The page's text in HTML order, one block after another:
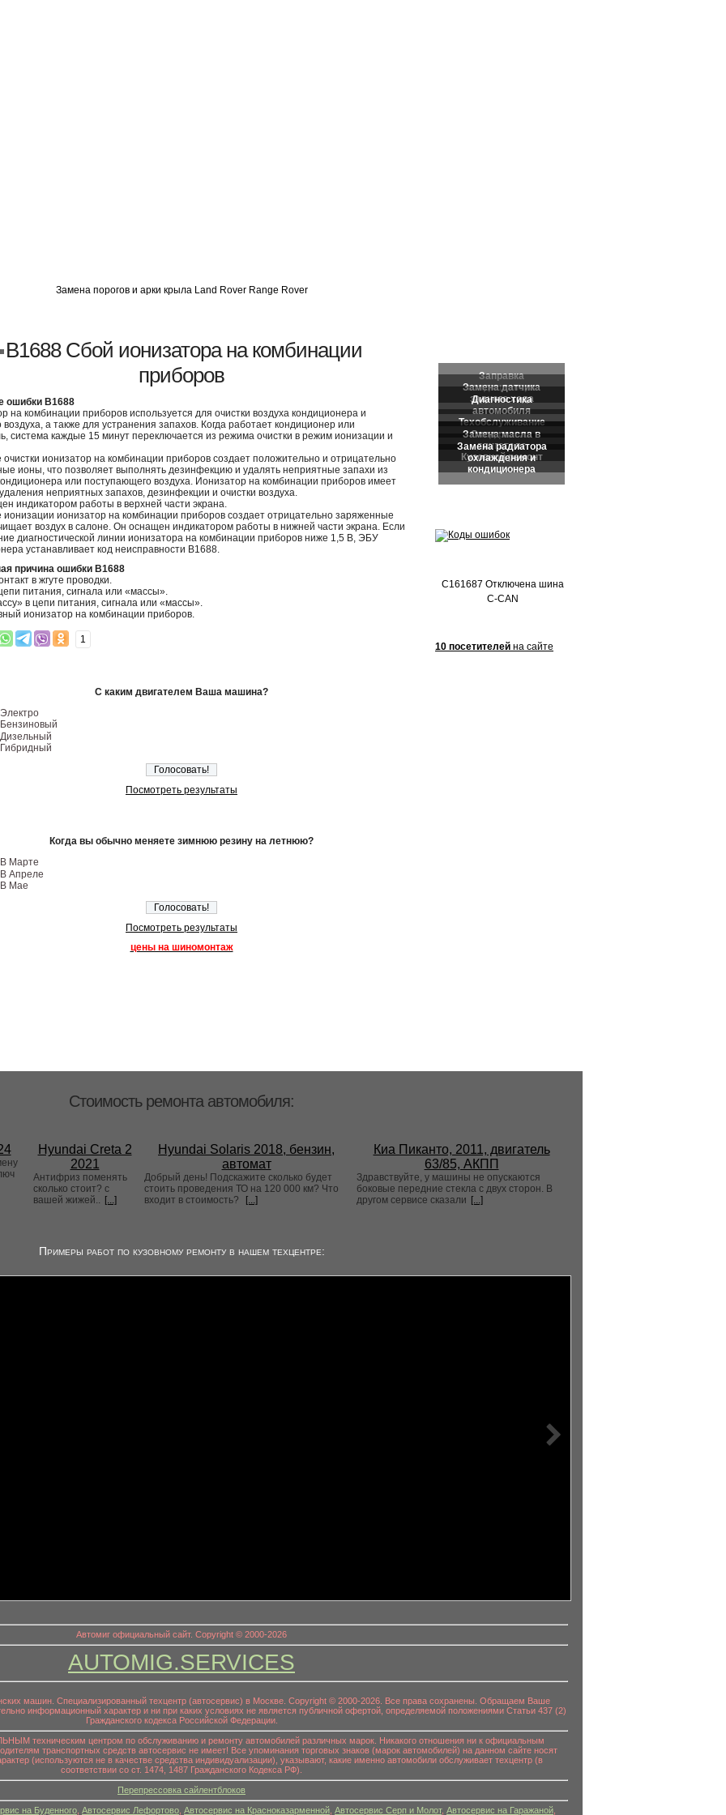
Замена порогов и арки крыла Land Rover Range Rover
B1688 Сбой ионизатора на комбинации
приборов
ошибки B1688
на комбинации приборов используется для очистки воздуха кондиционера и
воздуха, а также для устранения запахов. Когда работает кондиционер или
система каждые 15 минут переключается из режима очистки в режим ионизации и
ионизатор на комбинации приборов создает положительно и отрицательно
ионы, что позволяет выполнять дезинфекцию и удалять неприятные запахи из
или поступающего воздуха. Ионизатор на комбинации приборов имеет
неприятных запахов, дезинфекции и очистки воздуха.
индикатором работы в верхней части экрана.
ионизации ионизатор на комбинации приборов создает отрицательно заряженные
воздух в салоне. Он оснащен индикатором работы в нижней части экрана. Если
диагностической линии ионизатора на комбинации приборов ниже 1,5 В, ЭБУ
устанавливает код неисправности B1688.
причина ошибки B1688
в жгуте проводки.
питания, сигнала или «массы».
в цепи питания, сигнала или «массы».
ионизатор на комбинации приборов.
1
С каким двигателем Ваша машина?
Электро
Бензиновый
Дизельный
Гибридный
Посмотреть результаты
Когда вы обычно меняете зимнюю резину на летнюю?
В Марте
В Апреле
В Мае
Посмотреть результаты
цены на шиномонтаж
C161687 Отключена шина
C-CAN
10 посетителей на сайте
Стоимость ремонта автомобиля:
Hyundai Creta 2
2021
Антифриз поменять
сколько стоит? с
вашей жижей.. [...]
Hyundai Solaris 2018, бензин,
автомат
Добрый день! Подскажите сколько будет
стоить проведения ТО на 120 000 км? Что
входит в стоимость?
[...]
Киа Пиканто, 2011, двигатель
63/85, АКПП
Здравствуйте, у машины не опускаются
боковые передние стекла с двух сторон. В
другом сервисе сказали [...]
Примеры работ по кузовному ремонту в нашем техцентре:
Автомиг официальный сайт. Copyright © 2000-2026
AUTOMIG.SERVICES
машин. Специализированный техцентр (автосервис) в Москве. Copyright © 2000-2026. Все права сохранены. Обращаем Ваше
информационный характер и ни при каких условиях не является публичной офертой, определяемой положениями Статьи 437 (2)
Гражданского кодекса Российской Федерации.
техническим центром по обслуживанию и ремонту автомобилей различных марок. Никакого отношения ни к официальным
транспортных средств автосервис не имеет! Все упоминания торговых знаков (марок автомобилей) на данном сайте носят
(используются не в качестве средства индивидуализации), указывают, какие именно автомобили обслуживает техцентр (в
соответствии со ст. 1474, 1487 Гражданского Кодекса РФ).
Перепрессовка сайлентблоков
на Буденного Автосервис Лефортово Автосервис на Красноказарменной Автосервис Серп и Молот, Автосервис на Гаражаной